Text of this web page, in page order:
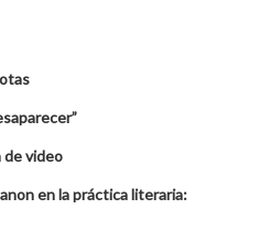
de video
en la práctica literaria: